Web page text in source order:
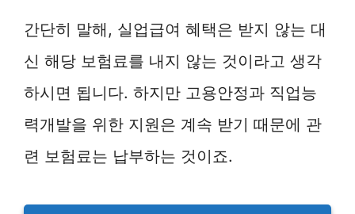
간단히 말해, 실업급여 혜택은 받지 않는 대
신 해당 보험료를 내지 않는 것이라고 생각
하시면 됩니다. 하지만 고용안정과 직업능
력개발을 위한 지원은 계속 받기 때문에 관
련 보험료는 납부하는 것이죠.